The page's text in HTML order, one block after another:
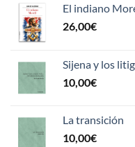
El indiano
26,00€
Sijena y los
10,00€
La transición
10,00€